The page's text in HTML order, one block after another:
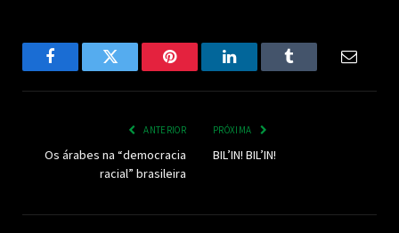
FacebookTwitter Pinterest LinkedInTumblr
ANTERIOR
Os árabes na “democracia
racial” brasileira
PRÓXIMA
BIL’IN! BIL’IN!